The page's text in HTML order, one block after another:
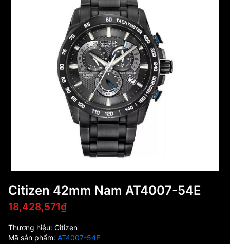
Citizen 42mm Nam AT4007-54E
18,428,571₫
Thương hiệu: Citizen
Mã sản phẩm: AT4007-54E